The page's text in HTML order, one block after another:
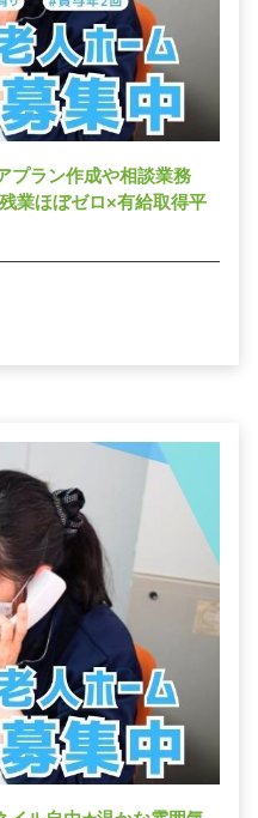
プラン作成や相談業務
業ほぼゼロ×有給取得平